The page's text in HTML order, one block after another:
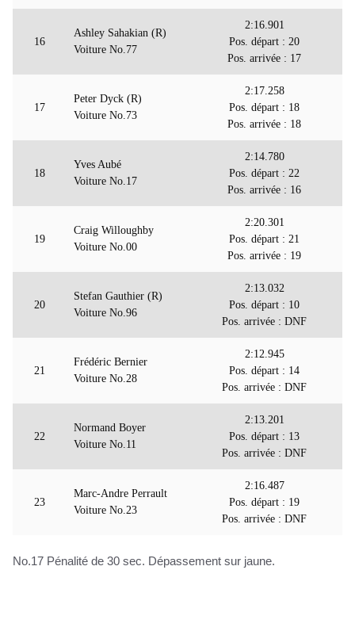
16
Ashley Sahakian (R)
Voiture No.77
2:16.901
Pos. départ : 20
Pos. arrivée : 17
17
Peter Dyck (R)
Voiture No.73
2:17.258
Pos. départ : 18
Pos. arrivée : 18
18
Yves Aubé
Voiture No.17
2:14.780
Pos. départ : 22
Pos. arrivée : 16
19
Craig Willoughby
Voiture No.00
2:20.301
Pos. départ : 21
Pos. arrivée : 19
20
Stefan Gauthier (R)
Voiture No.96
2:13.032
Pos. départ : 10
Pos. arrivée : DNF
21
Frédéric Bernier
Voiture No.28
2:12.945
Pos. départ : 14
Pos. arrivée : DNF
22
Normand Boyer
Voiture No.11
2:13.201
Pos. départ : 13
Pos. arrivée : DNF
23
Marc-Andre Perrault
Voiture No.23
2:16.487
Pos. départ : 19
Pos. arrivée : DNF
No.17 Pénalité de 30 sec. Dépassement sur jaune.